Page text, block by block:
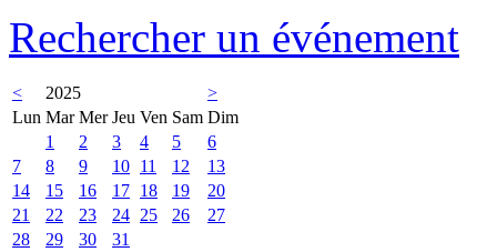
Rechercher un événement
< 2025
>
Lun Mar Mer Jeu Ven Sam Dim
1
2 3 4 5
6
7
8 9 10 11 12
13
14
15 16 17 18 19
20
21
22 23 24 25 26
27
28
29 30 31